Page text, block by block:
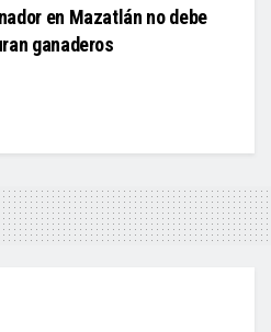
en Mazatlán no debe
ganaderos